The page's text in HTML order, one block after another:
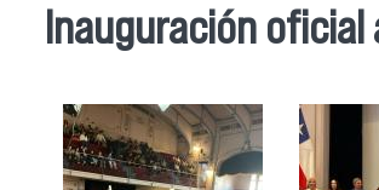
Inauguración oficial